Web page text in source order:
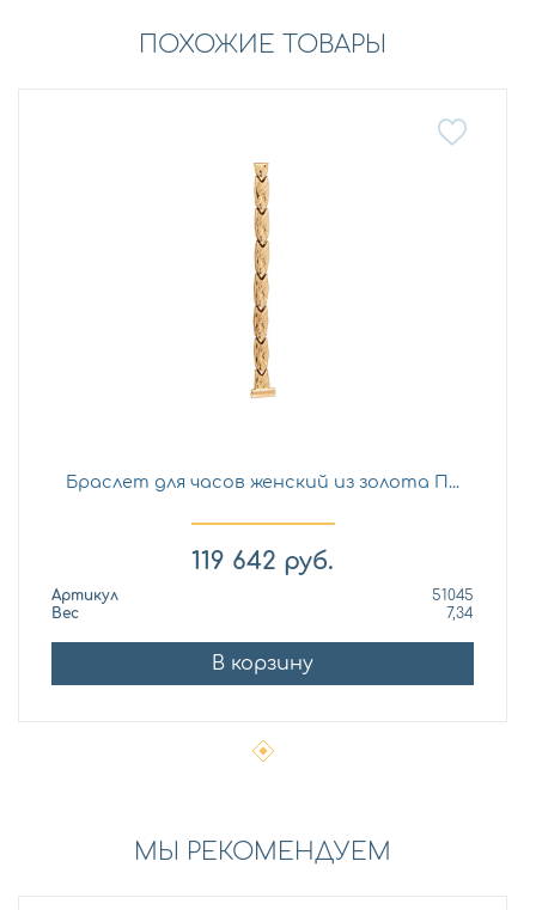
ПОХОЖИЕ ТОВАРЫ
Браслет для часов женский из золота П...
119 642 руб.
Артикул
51045
Вес
7,34
В корзину
МЫ РЕКОМЕНДУЕМ